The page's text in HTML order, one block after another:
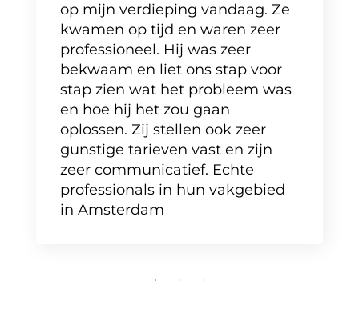
op mijn verdieping vandaag. Ze
kwamen op tijd en waren zeer
professioneel. Hij was zeer
bekwaam en liet ons stap voor
stap zien wat het probleem was
en hoe hij het zou gaan
oplossen. Zij stellen ook zeer
gunstige tarieven vast en zijn
zeer communicatief. Echte
professionals in hun vakgebied
in Amsterdam